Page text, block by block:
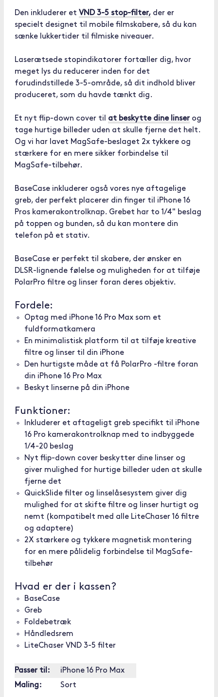
Den inkluderer et VND 3-5 stop-filter, der er
specielt designet til mobile filmskabere, så du kan
sænke lukkertider til filmiske niveauer.
Laserætsede stopindikatorer fortæller dig, hvor
meget lys du reducerer inden for det
forudindstillede 3-5-område, så dit indhold bliver
produceret, som du havde tænkt dig.
Et nyt flip-down cover til at beskytte dine linser og
tage hurtige billeder uden at skulle fjerne det helt.
Og vi har lavet MagSafe-beslaget 2x tykkere og
stærkere for en mere sikker forbindelse til
MagSafe-tilbehør.
BaseCase inkluderer også vores nye aftagelige
greb, der perfekt placerer din finger til iPhone 16
Pros kamerakontrolknap. Grebet har to 1/4" beslag
på toppen og bunden, så du kan montere din
telefon på et stativ.
BaseCase er perfekt til skabere, der ønsker en
DLSR-lignende følelse og muligheden for at tilføje
PolarPro filtre og linser foran deres objektiv.
Fordele:
Optag med iPhone 16 Pro Max som et
fuldformatkamera
En minimalistisk platform til at tilføje kreative
filtre og linser til din iPhone
Den hurtigste måde at få PolarPro -filtre foran
din iPhone 16 Pro Max
Beskyt linserne på din iPhone
Funktioner:
Inkluderer et aftageligt greb specifikt til iPhone
16 Pro kamerakontrolknap med to indbyggede
1/4-20 beslag
Nyt flip-down cover beskytter dine linser og
giver mulighed for hurtige billeder uden at skulle
fjerne det
QuickSlide filter og linselåsesystem giver dig
mulighed for at skifte filtre og linser hurtigt og
nemt (kompatibelt med alle LiteChaser 16 filtre
og adaptere)
2X stærkere og tykkere magnetisk montering
for en mere pålidelig forbindelse til MagSafe-
tilbehør
Hvad er der i kassen?
BaseCase
Greb
Foldebetræk
Håndledsrem
LiteChaser VND 3-5 filter
Passer til:
iPhone 16 Pro Max
Maling:
Sort